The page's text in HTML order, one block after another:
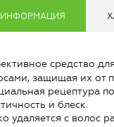
ИНФОРМАЦИЯ
средство
защищая их от
рецептура
и блеск.
удаляется с волос